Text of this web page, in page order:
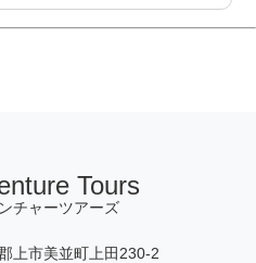
Tours
チャーツアーズ
上市美並町上田230-2